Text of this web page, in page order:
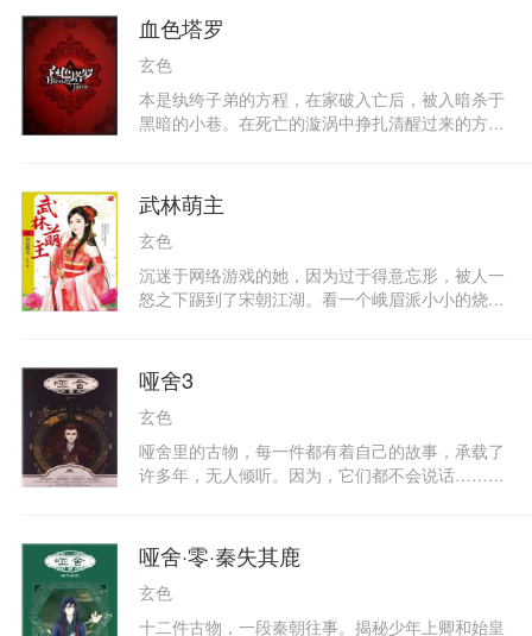
五部，文字更加成熟，故事更加精彩。本书延续超
级畅销小说《哑舍》系列前四部主线情节，带来十
二个全新设定的古物故事，人物之间的错综纠葛、
暗潮汹涌的惊天阴谋、复杂人心的深刻剖析。而医
生老板擦肩不识，幕后boss隆重登场。更有全新未
刊载的《博压镇》篇强势收录，万千读者翘首以待
年入选中国作家富豪榜。其作品内容史料丰富，叙
述由浅入深，娓娓道来。代表作《哑舍》系列，全
国热卖，广受好评。●封面设计古意盎然，与《哑
舍》系列前几部互相呼应，又令人耳目一新。内文
版式清爽大气，印刷精美，定价合理，值得拥有。
千年的师生纠葛，一盘超越生死的不朽棋局十二件
悲鸣的古物，映射出十二个挣扎的灵魂不祥古物奏
响命运序曲，这一切是源于人心的原罪还是刻意的
指引……青春畅销作家玄色 古风动漫幻想大作全新
收录未发表新篇《博压镇》，好戏精彩登场！哑舍
血色塔罗
玄色
本是纨绔子弟的方程，在家破入亡后，被入暗杀于
黑暗的小巷。在死亡的漩涡中挣扎清醒过来的方
穿起战服，踏上机甲，冲向康奈何暗星云……星际
六战中，谁能幸存？
武林萌主
玄色
沉迷于网络游戏的她，因为过于得意忘形，被人一
怒之下踢到了宋朝江湖。看一个峨眉派小小的烧火
哑舍3
玄色
哑舍里的古物，每一件都有着自己的故事，承载了
许多年，无人倾听。因为，它们都不会说话……它
于不同的主人，都拥有自己的故事。每一件，都那
么与众不同，甚至每一道裂痕和缺口都有着独特的
历史。《哑舍》第三部的主题，是关于皇帝的十二
个古董。作为金字塔的顶端，围绕在皇帝周围的事
哑舍·零·秦失其鹿
玄色
十二件古物，一段秦朝往事。揭秘少年上卿和始皇